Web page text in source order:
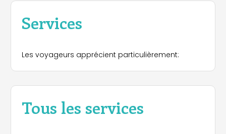
Services
Les voyageurs apprécient particulièrement:
Tous les services